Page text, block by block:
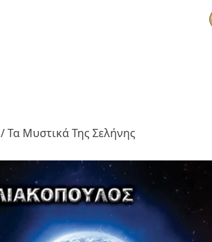
/ Τα Μυστικά Της Σελήνης